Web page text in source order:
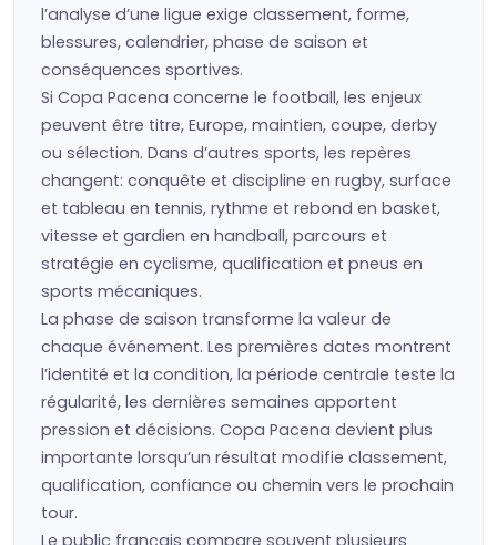
l’analyse d’une ligue exige classement, forme,
blessures, calendrier, phase de saison et
conséquences sportives.
Si Copa Pacena concerne le football, les enjeux
peuvent être titre, Europe, maintien, coupe, derby
ou sélection. Dans d’autres sports, les repères
changent: conquête et discipline en rugby, surface
et tableau en tennis, rythme et rebond en basket,
vitesse et gardien en handball, parcours et
stratégie en cyclisme, qualification et pneus en
sports mécaniques.
La phase de saison transforme la valeur de
chaque événement. Les premières dates montrent
l’identité et la condition, la période centrale teste la
régularité, les dernières semaines apportent
pression et décisions. Copa Pacena devient plus
importante lorsqu’un résultat modifie classement,
qualification, confiance ou chemin vers le prochain
tour.
Le public français compare souvent plusieurs